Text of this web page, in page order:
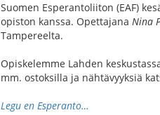
Suomen Esperantoliiton (EAF)
opiston kanssa. Opettajana Nina
Tampereelta.
Opiskelemme Lahden
mm. ostoksilla ja nähtävyyksiä
Legu en Esperanto…